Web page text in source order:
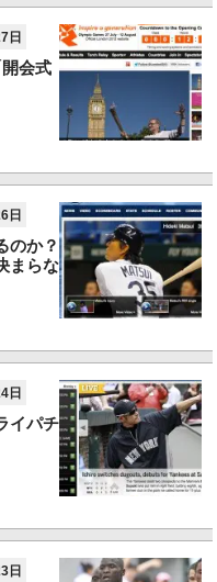
日
開会式
日
のか？
まらな
日
イパチ
日